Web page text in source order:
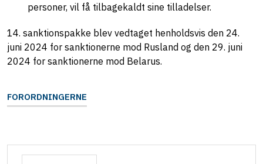
personer, vil få tilbagekaldt sine tilladelser.
14. sanktionspakke blev vedtaget henholdsvis den 24.
juni 2024 for sanktionerne mod Rusland og den 29. juni
2024 for sanktionerne mod Belarus.
FORORDNINGERNE